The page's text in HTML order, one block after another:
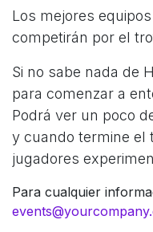
Los mejores
competirán por el
Si no sabe nada de
para comenzar a
Podrá ver un poco
y cuando termine el
jugadores
Para cualquier